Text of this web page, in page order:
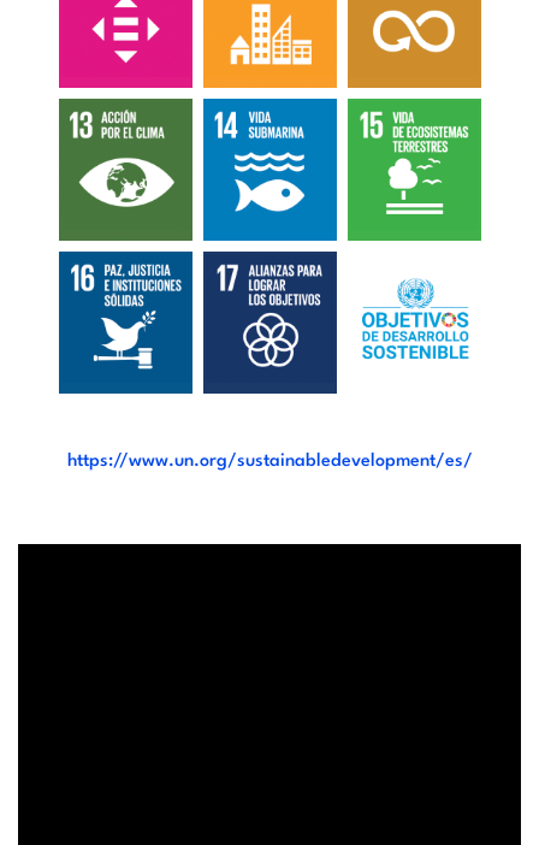
https://www.un.org/sustainabledevelopment/es/